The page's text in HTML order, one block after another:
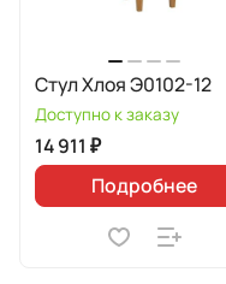
Стул Хлоя Э0102-12
Доступно к заказу
14 911 ₽
Подробнее